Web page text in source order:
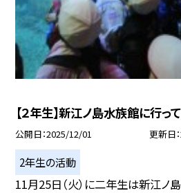
【２年生】新江ノ島水族館に行って
公開日 2025/12/01 更新日
2年生の活動
11月25日（火）に二年生は新江ノ